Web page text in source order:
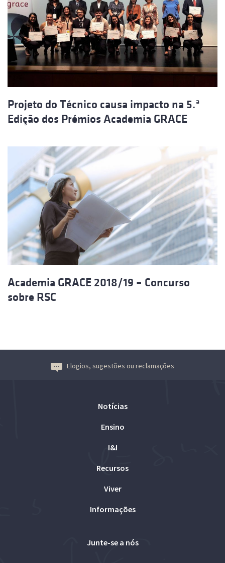
Projeto do Técnico causa impacto na 5.ª
Edição dos Prémios Academia GRACE
Academia GRACE 2018/19 – Concurso
sobre RSC
Elogios, sugestões ou reclamações
Notícias
Ensino
I&I
Recursos
Viver
Informações
Junte-se a nós